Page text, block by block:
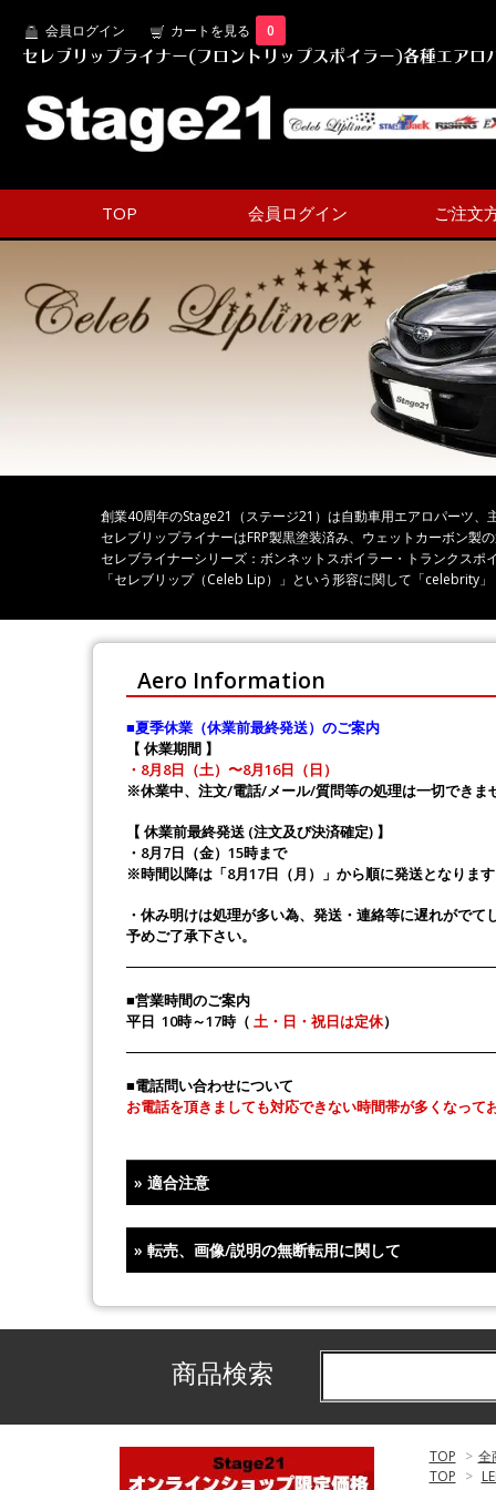
会員ログイン カートを見る 0
セレブリップライナー(フロントリップスポイラー)各種エア
TOP 会員ログイン ご注文
創業40周年のStage21（ステージ21）は自動車用エアロパーツ
セレブリップライナーはFRP製黒塗装済み、ウェットカーボン製
セレブライナーシリーズ：ボンネットスポイラー・トランクスポ
「セレブリップ（Celeb Lip）」という形容に関して「celebrity
Aero Information
■夏季休業（休業前最終発送）のご案内
【 休業期間 】
・8月8日（土）〜8月16日（日）
※休業中、注文/電話/メール/質問等の処理は一切できま
【 休業前最終発送 (注文及び決済確定) 】
・8月7日（金）15時まで
※時間以降は「8月17日（月）」から順に発送となりま
・休み明けは処理が多い為、発送・連絡等に遅れがでて
予めご了承下さい。
■営業時間のご案内
平日 10時～17時（ 土・日・祝日は定休）
■電話問い合わせについて
お電話を頂きましても対応できない時間帯が多くなっ
»適合注意
»転売、画像/説明の無断転用に関して
商品検索
TOP > 全
TOP >